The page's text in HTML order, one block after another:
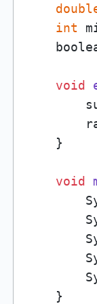
int
void
    }
void
    }